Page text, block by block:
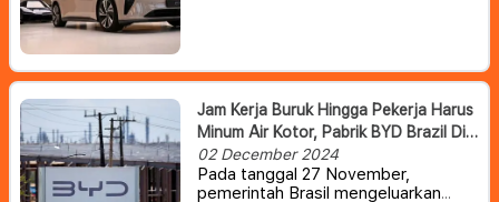
minggu sebelumnya.
Jam Kerja Buruk Hingga Pekerja Harus
Minum Air Kotor, Pabrik BYD Brazil Di
Investigasi Pemerintah
02 December 2024
Pada tanggal 27 November,
pemerintah Brasil mengeluarkan